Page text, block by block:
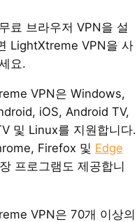
료 브라우저 VPN을 설
LightXtreme VPN을 사
요.
VPN은 Windows,
iOS, Android TV,
및 Linux를 지원합니다.
Firefox 및 Edge
프로그램도 제공합니
VPN은 70개 이상의